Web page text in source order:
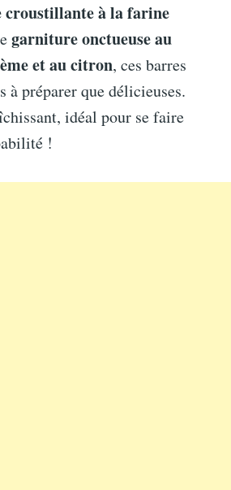
croustillante à la farine
garniture onctueuse au
et au citron, ces barres
à préparer que délicieuses.
idéal pour se faire
!